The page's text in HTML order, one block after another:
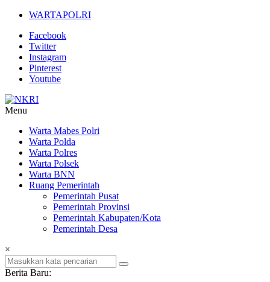
Lompat
konten
WARTAPOLRI
Facebook
Twitter
Instagram
Pinterest
Youtube
Jurnalisme
Positif
Menu
Warta Mabes Polri
Warta Polda
Warta Polres
Warta Polsek
Warta BNN
Ruang Pemerintah
Pemerintah Pusat
Pemerintah Provinsi
Pemerintah Kabupaten/Kota
Pemerintah Desa
×
Berita Baru: